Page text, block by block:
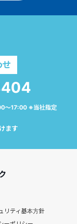
せ
～17:00 ※当社指定
ます
リティ基本方針